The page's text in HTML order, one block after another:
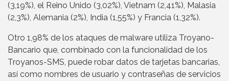
(3,19%), el Reino Unido (3,02%), Vietnam (2,41%), Malasia
(2,3%), Alemania (2%), India (1,55%) y Francia (1,32%).
Otro 1,98% de los ataques de malware utiliza Troyano-
Bancario que, combinado con la funcionalidad de los
Troyanos-SMS, puede robar datos de tarjetas bancarias,
así como nombres de usuario y contraseñas de servicios